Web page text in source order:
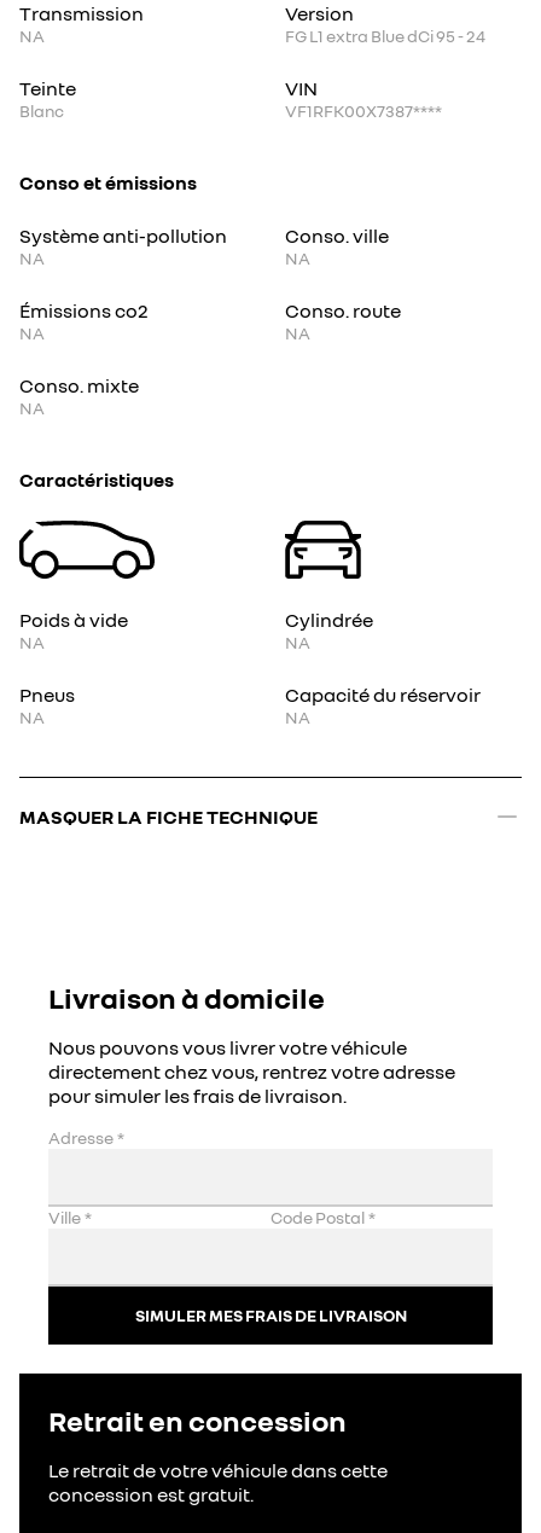
MASQUER LA FICHE TECHNIQUE
Transmission
NA
Version
FG L1 extra Blue dCi 95 - 24
Teinte
Blanc
VIN
VF1RFK00X7387****
Conso et émissions
Système anti-pollution
NA
Conso. ville
NA
Émissions co2
NA
Conso. route
NA
Conso. mixte
NA
Caractéristiques
Poids à vide
NA
Cylindrée
NA
Pneus
NA
Capacité du réservoir
NA
Livraison à domicile
Nous pouvons vous livrer votre véhicule
directement chez vous, rentrez votre adresse
pour simuler les frais de livraison.
Adresse*
Ville* Code Postal*
SIMULER MES FRAIS DE LIVRAISON
Retrait en concession
Le retrait de votre véhicule dans cette
concession est gratuit.